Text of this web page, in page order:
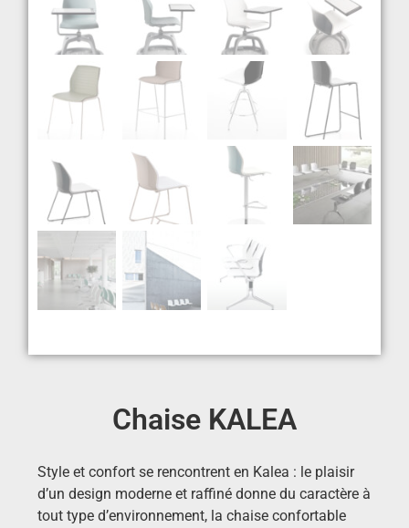
Chaise KALEA
Style et confort se rencontrent en Kalea : le plaisir
d’un design moderne et raffiné donne du caractère à
tout type d’environnement, la chaise confortable